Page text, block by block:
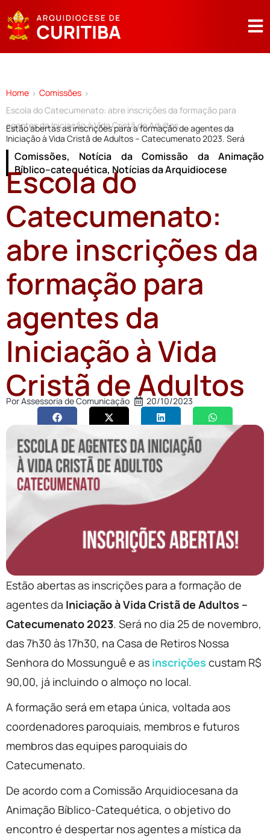
Home > Comissões >
Escola do Catecumenato: abre inscrições da formação para
agentes da Iniciação à Vida Cristã de Adultos
Estão abertas as inscrições para a formação de agentes da
Iniciação à Vida Cristã de Adultos – Catecumenato 2023. Será
Comissões, Notícia da Comissão da Animação
Bíblico–catequética, Notícias da Arquidiocese
Escola do
Catecumenato:
abre inscrições da
formação para
agentes da
Iniciação à Vida
Cristã de Adultos
PorAssessoria de Comunicação 20/10/2023
Estão abertas as inscrições para a formação de
agentes da Iniciação à Vida Cristã de Adultos –
Catecumenato 2023. Será no dia 25 de novembro,
das 7h30 às 17h30, na Casa de Retiros Nossa
Senhora do Mossunguê e as inscrições custam R$
90,00, já incluindo o almoço no local.
A formação será em etapa única, voltada aos
coordenadores paroquiais, membros e futuros
membros das equipes paroquiais do
Catecumenato.
De acordo com a Comissão Arquidiocesana da
Animação Bíblico-Catequética, o objetivo do
encontro é despertar nos agentes a mística da